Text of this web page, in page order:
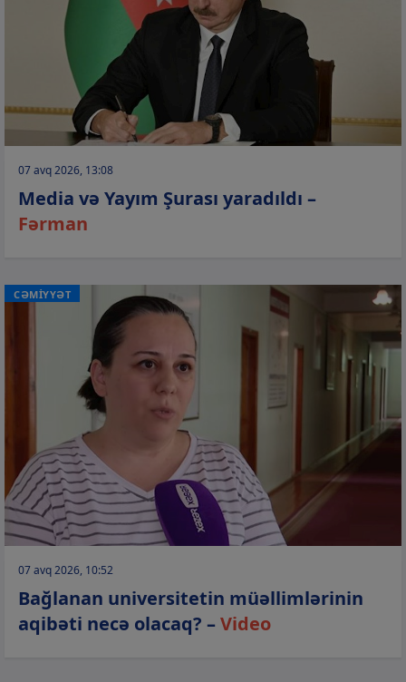
07 avq 2026, 13:08
Media və Yayım Şurası yaradıldı –
Fərman
CƏMİYYƏT
07 avq 2026, 10:52
Bağlanan universitetin müəllimlərinin
aqibəti necə olacaq? –Video